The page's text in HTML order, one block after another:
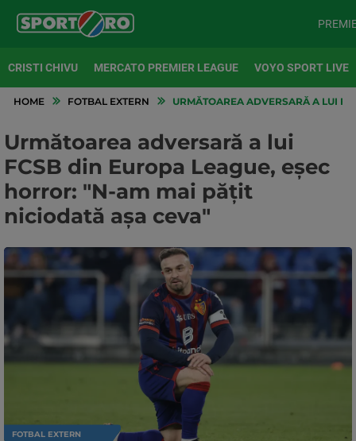
CRISTI CHIVU MERCATO PREMIER LEAGUE VOYO SPORT LIVE
HOME FOTBAL EXTERN URMĂTOAREA ADVERSARĂ A LUI
Următoarea adversară a lui
FCSB din Europa League, eșec
horror: "N-am mai pățit
niciodată așa ceva"
FOTBAL EXTERN